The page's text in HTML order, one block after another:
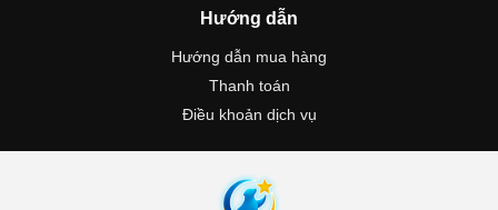
Hướng dẫn
Hướng dẫn mua hàng
Thanh toán
Điều khoản dịch vụ